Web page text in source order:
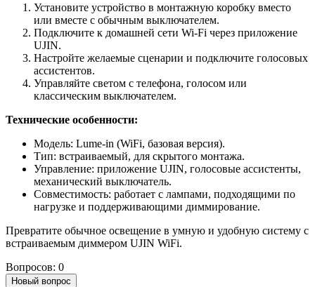
Установите устройство в монтажную коробку вместо
или вместе с обычным выключателем.
Подключите к домашней сети Wi-Fi через приложение
UJIN.
Настройте желаемые сценарии и подключите голосовых
ассистентов.
Управляйте светом с телефона, голосом или
классическим выключателем.
Технические особенности:
Модель: Lume-in (WiFi, базовая версия).
Тип: встраиваемый, для скрытого монтажа.
Управление: приложение UJIN, голосовые ассистенты,
механический выключатель.
Совместимость: работает с лампами, подходящими по
нагрузке и поддерживающими диммирование.
Превратите обычное освещение в умную и удобную систему с
встраиваемым диммером UJIN WiFi.
Вопросов: 0
Новый вопрос